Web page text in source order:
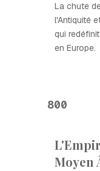
La chute
l'Antiquité
qui
en Europe.
800
Moyen